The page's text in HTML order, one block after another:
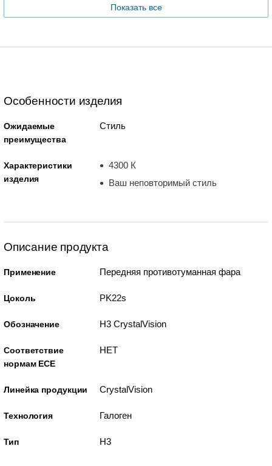
Показать все
Особенности изделия
Ожидаемые
преимущества
Стиль
Характеристики
изделия
4300 К
Ваш неповторимый стиль
Описание продукта
Применение Передняя противотуманная фара
Цоколь PK22s
Обозначение H3 CrystalVision
Соответствие
нормам ECE
НЕТ
Линейка продукции CrystalVision
Технология Галоген
Тип H3